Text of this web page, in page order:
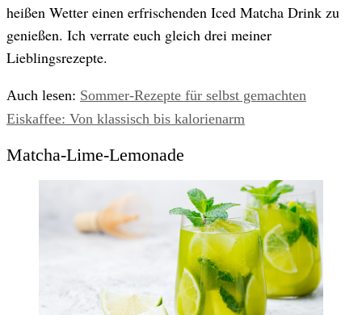
heißen Wetter einen erfrischenden Iced Matcha Drink zu
genießen. Ich verrate euch gleich drei meiner
Lieblingsrezepte.
Auch lesen: Sommer-Rezepte für selbst gemachten
Eiskaffee: Von klassisch bis kalorienarm
Matcha-Lime-Lemonade